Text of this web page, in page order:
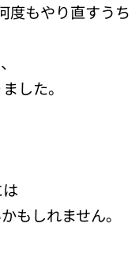
度もやり直すうち
した。
もしれません。